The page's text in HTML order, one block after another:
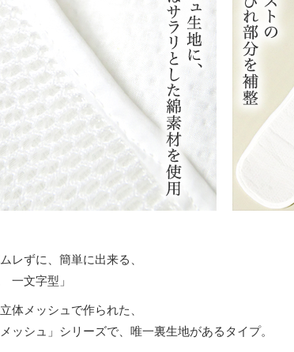
レずに、簡単に出来る、
一文字型」
体メッシュで作られた、
ッシュ」シリーズで、唯一裏生地があるタイプ。